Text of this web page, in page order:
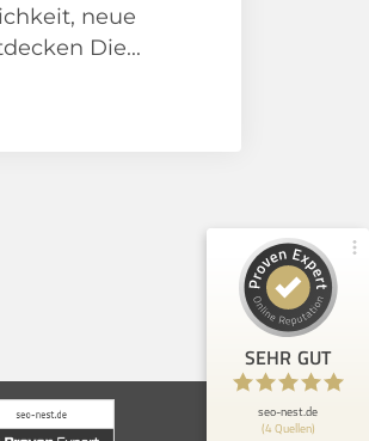
neue
Die...
SEHR GUT
seo-nest.de
(4 Quellen)
SEHR GUT
Blick aufs ProvenExpert-Profil werfen
Frank S.
Das Unternehmen seo-nest.de liefert
excellente Expertise und optimale
Unterstützung in Fragen der SEO-Optimi...